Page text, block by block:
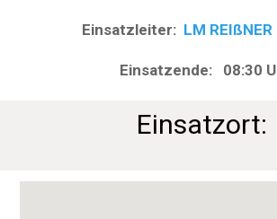
Einsatzleiter: LM
Einsatzende: 08:30
Einsatzort: